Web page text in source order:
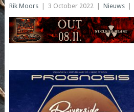
Rik Moors 3 October 2022 Nieuws